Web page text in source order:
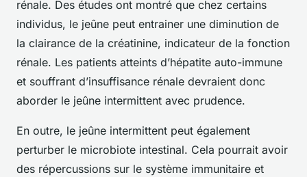
rénale. Des études ont montré que chez certains
individus, le jeûne peut entrainer une diminution de
la clairance de la créatinine, indicateur de la fonction
rénale. Les patients atteints d’hépatite auto-immune
et souffrant d’insuffisance rénale devraient donc
aborder le jeûne intermittent avec prudence.
En outre, le jeûne intermittent peut également
perturber le microbiote intestinal. Cela pourrait avoir
des répercussions sur le système immunitaire et